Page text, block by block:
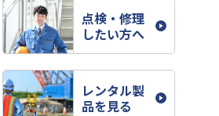
点検・修理
したい方へ
レンタル製
品を見る